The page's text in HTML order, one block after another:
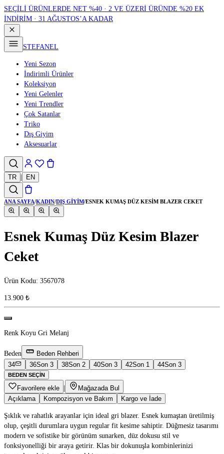
SEÇİLİ ÜRÜNLERDE NET %40 · 2 VE ÜZERİ ÜRÜNDE %20 EK
İNDİRİM · 31 AĞUSTOS’A KADAR
STEFANEL
Yeni Sezon
İndirimli Ürünler
Koleksiyon
Yeni Gelenler
Yeni Trendler
Çok Satanlar
Triko
Dış Giyim
Aksesuarlar
TR EN
ANA SAYFA/KADIN/DIŞ GIYIM/ESNEK KUMAŞ DÜZ KESIM BLAZER CEKET
Esnek Kumaş Düz Kesim Blazer
Ceket
Ürün Kodu: 3567078
13.900 ₺
Renk Koyu Gri Melanj
Beden
Beden Rehberi
34
36Son 3 38Son 2 40Son 3 42Son 1 44Son 3
BEDEN SEÇIN
Favorilere ekle |
Mağazada Bul
Açıklama
Kompozisyon ve Bakım Kargo ve İade
Şıklık ve rahatlık arayanlar için ideal gri blazer. Esnek kumaştan üretilmiş
olup, çeşitli durumlara uygun regular fit kesime sahiptir. Düğmesiz tasarımı
modern ve sofistike bir görünüm sunarken, düz dokusu stil ve
fonksiyonelliği bir araya getirir. Klas bir dokunuşla kombinlerinizi